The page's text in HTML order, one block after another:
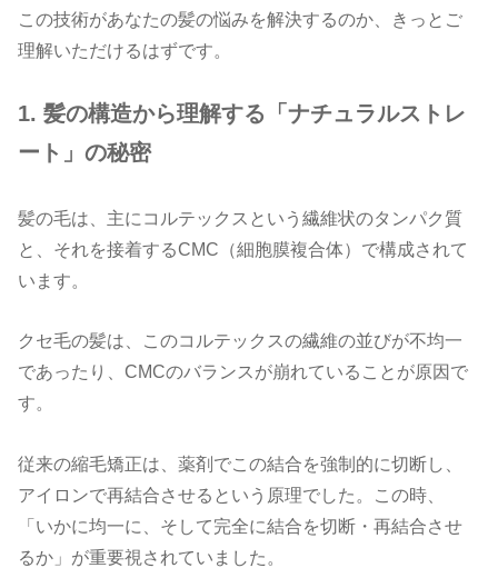
この技術があなたの髪の悩みを解決するのか、きっとご
理解いただけるはずです。
1.髪の構造から理解する「ナチュラルストレ
ート」の秘密
髪の毛は、主にコルテックスという繊維状のタンパク質
と、それを接着するCMC （細胞膜複合体）で構成されて
います。
クセ毛の髪は、このコルテックスの繊維の並びが不均一
であったり、CMCのバランスが崩れていることが原因で
す。
従来の縮毛矯正は、薬剤でこの結合を強制的に切断し、
アイロンで再結合させるという原理でした。この時、
「いかに均一に、そして完全に結合を切断・再結合させ
るか」が重要視されていました。